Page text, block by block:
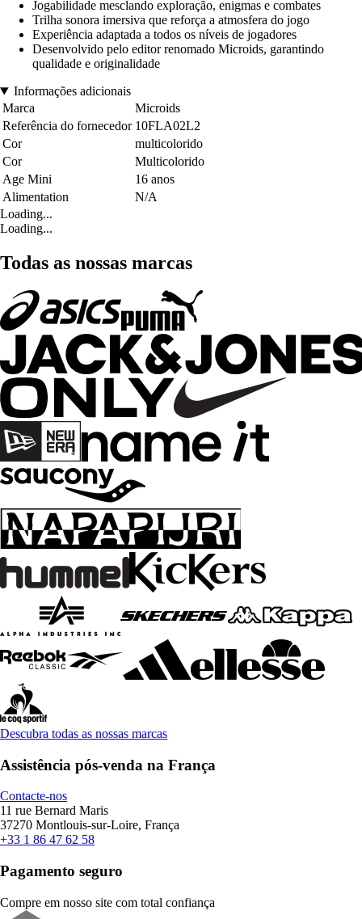
Jogabilidade mesclando exploração, enigmas e combates
Trilha sonora imersiva que reforça a atmosfera do jogo
Experiência adaptada a todos os níveis de jogadores
Desenvolvido pelo editor renomado Microids, garantindo
qualidade e originalidade
Informações adicionais
Marca
Microids
Referência do fornecedor 10FLA02L2
Cor
multicolorido
Cor
Multicolorido
Age Mini
16 anos
Alimentation
N/A
Loading...
Loading...
Todas as nossas marcas
Descubra todas as nossas marcas
Assistência pós-venda na França
Contacte-nos
11 rue Bernard Maris
37270 Montlouis-sur-Loire, França
+33 1 86 47 62 58
Pagamento seguro
Compre em nosso site com total confiança